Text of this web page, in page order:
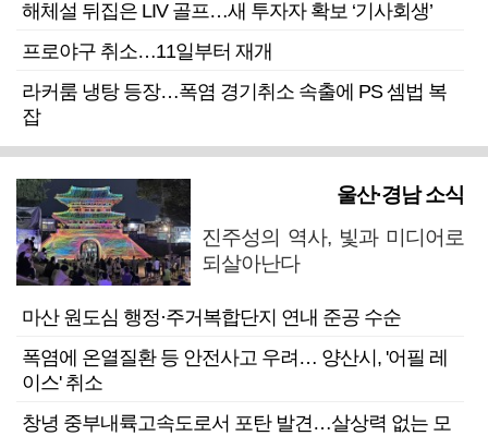
해체설 뒤집은 LIV 골프…새 투자자 확보 ‘기사회생’
프로야구 취소…11일부터 재개
라커룸 냉탕 등장…폭염 경기취소 속출에 PS 셈법 복
잡
울산·경남 소식
진주성의 역사, 빛과 미디어로
되살아난다
마산 원도심 행정·주거복합단지 연내 준공 수순
폭염에 온열질환 등 안전사고 우려… 양산시, '어필 레
이스' 취소
창녕 중부내륙고속도로서 포탄 발견…살상력 없는 모